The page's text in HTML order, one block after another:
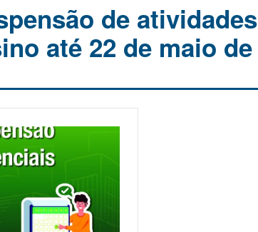
de atividades
até 22 de maio de